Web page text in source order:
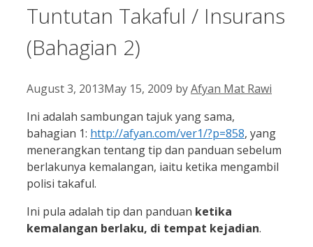
Tuntutan Takaful / Insurans
(Bahagian 2)
August 3, 2013May 15, 2009 byAfyan Mat Rawi
Ini adalah sambungan tajuk yang sama,
bahagian 1: http://afyan.com/ver1/?p=858, yang
menerangkan tentang tip dan panduan sebelum
berlakunya kemalangan, iaitu ketika mengambil
polisi takaful.
Ini pula adalah tip dan panduan ketika
kemalangan berlaku, di tempat kejadian.